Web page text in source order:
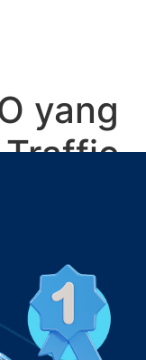
yang